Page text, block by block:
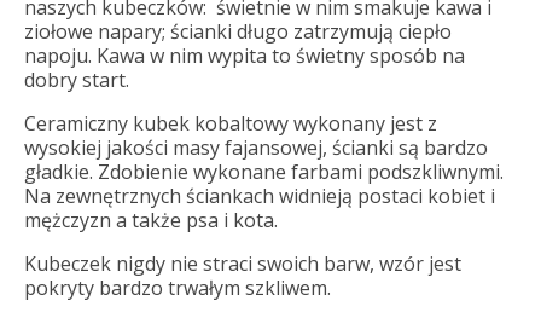
naszych kubeczków: świetnie w nim smakuje kawa i
ziołowe napary; ścianki długo zatrzymują ciepło
napoju. Kawa w nim wypita to świetny sposób na
dobry start.
Ceramiczny kubek kobaltowy wykonany jest z
wysokiej jakości masy fajansowej, ścianki są bardzo
gładkie. Zdobienie wykonane farbami podszkliwnymi.
Na zewnętrznych ściankach widnieją postaci kobiet i
mężczyzn a także psa i kota.
Kubeczek nigdy nie straci swoich barw, wzór jest
pokryty bardzo trwałym szkliwem.